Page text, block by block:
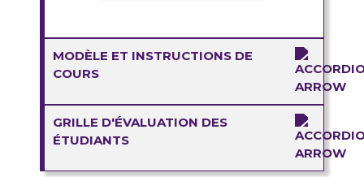
MODÈLE ET INSTRUCTIONS DE
COURS
GRILLE D'ÉVALUATION DES
ÉTUDIANTS